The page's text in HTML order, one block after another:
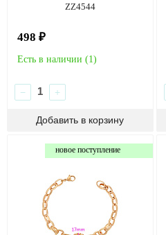
ZZ4544
498 ₽
Есть в наличии (1 )
− +
новое поступление